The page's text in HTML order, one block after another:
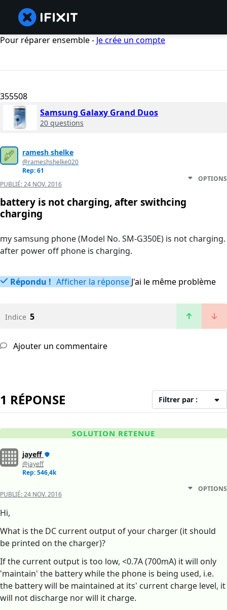
Pour réparer ensemble - Je crée un compte
355508
Samsung Galaxy Grand Duos
20 questions
ramesh shelke
@rameshshelke020
Rep: 61
PUBLIÉ:24 NOV. 2016
OPTIONS
battery is not charging, after swithcing
charging
my samsung phone (Model No. SM-G350E) is not charging.
after power off phone is charging.
Répondu ! Afficher la réponse J'ai le même problème
Indice 5
Ajouter un commentaire
1 RÉPONSE Filtrer par :
SOLUTION RETENUE
jayeff
@jayeff
Rep: 546,4k
PUBLIÉ:24 NOV. 2016
OPTIONS
Hi,
What is the DC current output of your charger (it should
be printed on the charger)?
If the current output is too low, <0.7A (700mA) it will only
'maintain' the battery while the phone is being used, i.e.
the battery will be maintained at its' current charge level, it
will not discharge nor will it charge.